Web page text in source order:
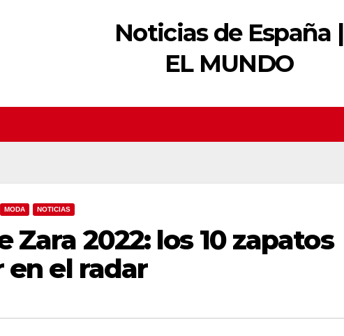
Noticias de España |
EL MUNDO
MODA NOTICIAS
Zara 2022: los 10 zapatos
en el radar